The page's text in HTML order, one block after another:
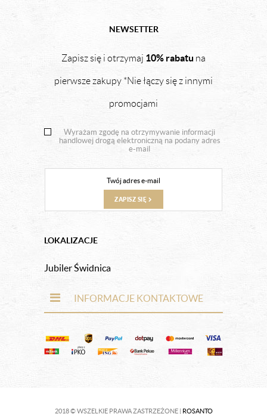
NEWSETTER
Zapisz się i otrzymaj 10% rabatu na
pierwsze zakupy *Nie łączy się z innymi
promocjami
Wyrażam zgodę na otrzymywanie informacji
handlowej drogą elektroniczną na podany adres
e-mail
ZAPISZ SIĘ
LOKALIZACJE
Jubiler Świdnica
INFORMACJE KONTAKTOWE
2018 © WSZELKIE PRAWA ZASTRZEŻONE | ROSANTO